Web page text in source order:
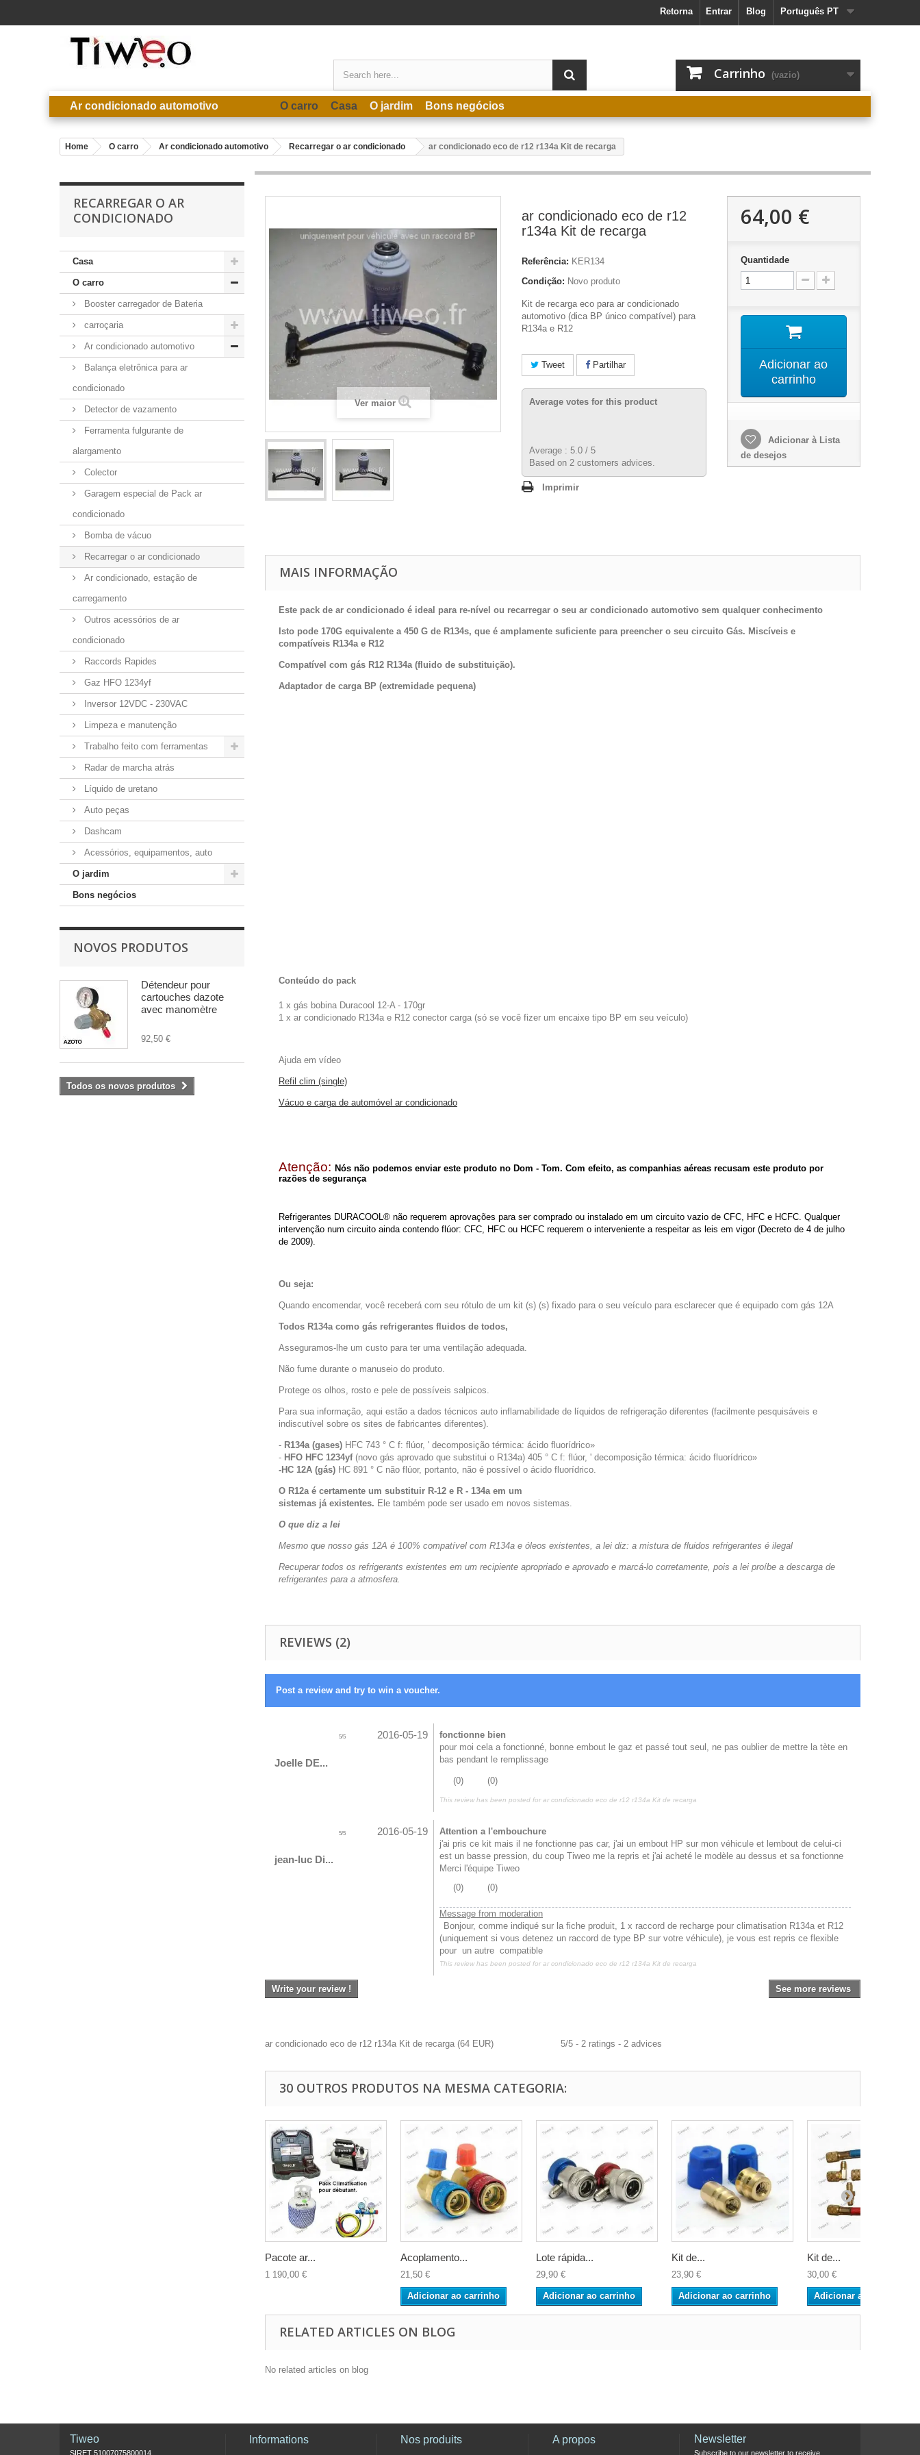
Português PT
Blog
Entrar
Retorna
Carrinho (vazio)
Ar condicionado automotivo O carro Casa O jardim Bons negócios
Home O carro Ar condicionado automotivo Recarregar o ar condicionado ar condicionado eco de r12 r134a Kit de recarga
RECARREGAR O AR
CONDICIONADO
Casa
O carro
Booster carregador de Bateria
carroçaria
Ar condicionado automotivo
Balança eletrônica para ar
condicionado
Detector de vazamento
Ferramenta fulgurante de
alargamento
Colector
Garagem especial de Pack ar
condicionado
Bomba de vácuo
Recarregar o ar condicionado
Ar condicionado, estação de
carregamento
Outros acessórios de ar
condicionado
Raccords Rapides
Gaz HFO 1234yf
Inversor 12VDC - 230VAC
Limpeza e manutenção
Trabalho feito com ferramentas
Radar de marcha atrás
Líquido de uretano
Auto peças
Dashcam
Acessórios, equipamentos, auto
O jardim
Bons negócios
NOVOS PRODUTOS
Détendeur pour
cartouches dazote
avec manomètre
92,50 €
Todos os novos produtos
Ver maior
ar condicionado eco de r12
r134a Kit de recarga
Referência: KER134
Condição: Novo produto
Kit de recarga eco para ar condicionado
automotivo (dica BP único compatível) para
R134a e R12
Tweet Partilhar
Average votes for this product
Average : 5.0 / 5
Based on 2 customers advices.
Imprimir
64,00 €
Quantidade
Adicionar ao
carrinho
Adicionar à Lista
de desejos
MAIS INFORMAÇÃO
Este pack de ar condicionado é ideal para re-nível ou recarregar o seu ar condicionado automotivo sem qualquer conhecimento
Isto pode 170G equivalente a 450 G de R134s, que é amplamente suficiente para preencher o seu circuito Gás. Miscíveis e
compatíveis R134a e R12
Compatível com gás R12 R134a (fluido de substituição).
Adaptador de carga BP (extremidade pequena)
Conteúdo do pack
1 x gás bobina Duracool 12-A - 170gr
1 x ar condicionado R134a e R12 conector carga (só se você fizer um encaixe tipo BP em seu veículo)
Ajuda em vídeo
Refil clim (single)
Vácuo e carga de automóvel ar condicionado
Atenção: Nós não podemos enviar este produto no Dom - Tom. Com efeito, as companhias aéreas recusam este produto por
razões de segurança
Refrigerantes DURACOOL® não requerem aprovações para ser comprado ou instalado em um circuito vazio de CFC, HFC e HCFC. Qualquer
intervenção num circuito ainda contendo flúor: CFC, HFC ou HCFC requerem o interveniente a respeitar as leis em vigor (Decreto de 4 de julho
de 2009).
Ou seja:
Quando encomendar, você receberá com seu rótulo de um kit (s) (s) fixado para o seu veículo para esclarecer que é equipado com gás 12A
Todos R134a como gás refrigerantes fluidos de todos,
Asseguramos-lhe um custo para ter uma ventilação adequada.
Não fume durante o manuseio do produto.
Protege os olhos, rosto e pele de possíveis salpicos.
Para sua informação, aqui estão a dados técnicos auto inflamabilidade de líquidos de refrigeração diferentes (facilmente pesquisáveis e
indiscutível sobre os sites de fabricantes diferentes).
- R134a (gases) HFC 743 ° C f: flúor, ' decomposição térmica: ácido fluorídrico»
- HFO HFC 1234yf(novo gás aprovado que substitui o R134a) 405 ° C f: flúor, ' decomposição térmica: ácido fluorídrico»
-HC 12A (gás) HC 891 ° C não flúor, portanto, não é possível o ácido fluorídrico.
O R12a é certamente um substituir R-12 e R - 134a em um
sistemas já existentes. Ele também pode ser usado em novos sistemas.
O que diz a lei
Mesmo que nosso gás 12A é 100% compatível com R134a e óleos existentes, a lei diz: a mistura de fluidos refrigerantes é ilegal
Recuperar todos os refrigerants existentes em um recipiente apropriado e aprovado e marcá-lo corretamente, pois a lei proíbe a descarga de
refrigerantes para a atmosfera.
REVIEWS (2)
Post a review and try to win a voucher.
5/5 2016-05-19
Joelle DE...
fonctionne bien
pour moi cela a fonctionné, bonne embout le gaz et passé tout seul, ne pas oublier de mettre la tète en
bas pendant le remplissage
(0) (0)
This review has been posted forar condicionado eco de r12 r134a Kit de recarga
5/5 2016-05-19
jean-luc Di...
Attention a l'embouchure
j'ai pris ce kit mais il ne fonctionne pas car, j'ai un embout HP sur mon véhicule et lembout de celui-ci
est un basse pression, du coup Tiweo me la repris et j'ai acheté le modèle au dessus et sa fonctionne
Merci l'équipe Tiweo
(0) (0)
Message from moderation
Bonjour, comme indiqué sur la fiche produit, 1 x raccord de recharge pour climatisation R134a et R12
(uniquement si vous detenez un raccord de type BP sur votre véhicule), je vous est repris ce flexible
pour un autre compatible
This review has been posted forar condicionado eco de r12 r134a Kit de recarga
Write your review ! See more reviews
ar condicionado eco de r12 r134a Kit de recarga (64 EUR) 5/5 - 2 ratings - 2 advices
30 OUTROS PRODUTOS NA MESMA CATEGORIA:
Pacote ar...
1 190,00 €
Acoplamento...
21,50 €
Adicionar ao carrinho
Lote rápida...
29,90 €
Adicionar ao carrinho
Kit de...
23,90 €
Adicionar ao carrinho
Kit de...
30,00 €
Adicionar ao carrinho
RELATED ARTICLES ON BLOG
No related articles on blog
Tiweo
SIRET 51007075800014
Informations Nos produits A propos Newsletter
Subscribe to our newsletter to receive